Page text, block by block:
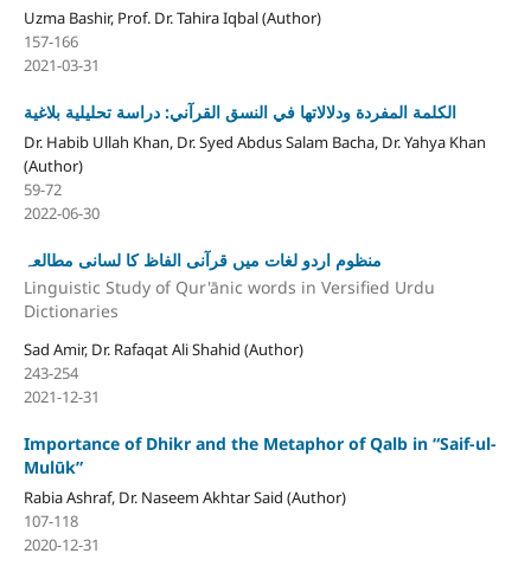
Uzma Bashir, Prof. Dr. Tahira Iqbal (Author)
157-166
2021-03-31
الكلمة المفردة ودلالاتها في النسق القرآني: دراسة تحليلية بلاغية
Dr. Habib Ullah Khan, Dr. Syed Abdus Salam Bacha, Dr. Yahya Khan
(Author)
59-72
2022-06-30
منظوم اردو لغات میں قرآنی الفاظ کا لسانی مطالعہ
Linguistic Study of Qur'ānic words in Versified Urdu
Dictionaries
Sad Amir, Dr. Rafaqat Ali Shahid (Author)
243-254
2021-12-31
Importance of Dhikr and the Metaphor of Qalb in “Saif-ul-
Mulūk”
Rabia Ashraf, Dr. Naseem Akhtar Said (Author)
107-118
2020-12-31